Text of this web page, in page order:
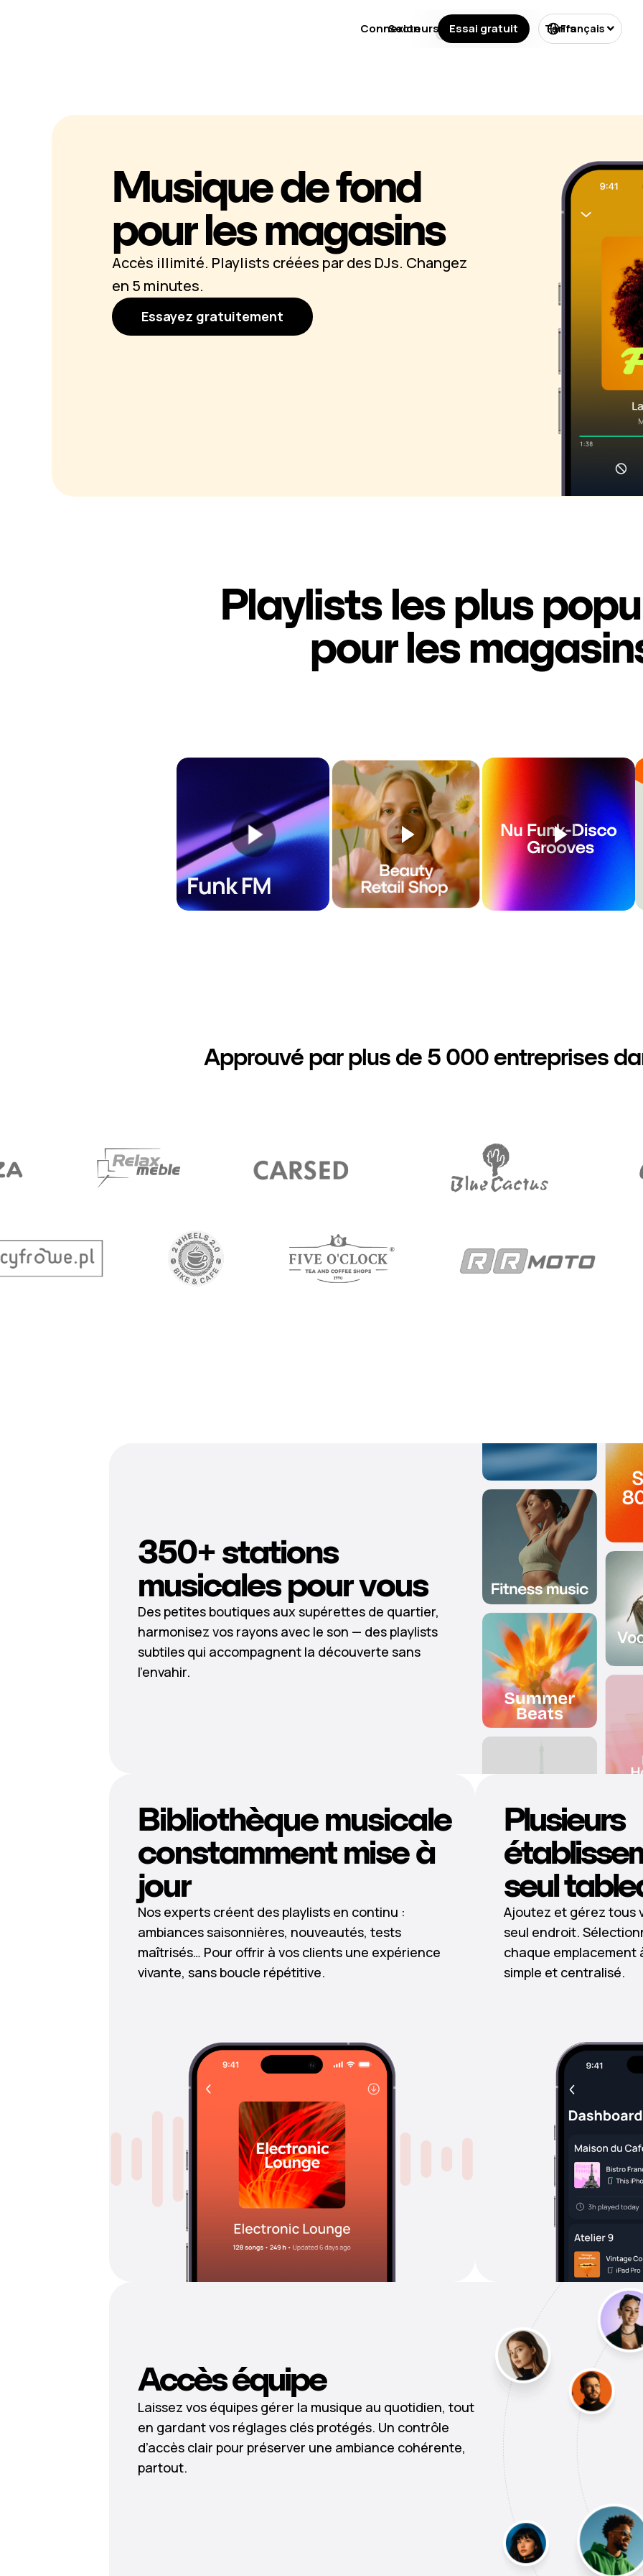
Musique de fond
pour les magasins
Accès illimité. Playlists créées par des DJs. Changez
en 5 minutes.
Essayez gratuitement
Playlists les plus
pour les
Approuvé par plus de 5 000 entreprises
350+ stations
musicales pour vous
Des petites boutiques aux supérettes de quartier,
harmonisez vos rayons avec le son — des playlists
subtiles qui accompagnent la découverte sans
l’envahir.
Bibliothèque musicale
constamment mise à
jour
Nos experts créent des playlists en continu :
ambiances saisonnières, nouveautés, tests
maîtrisés… Pour offrir à vos clients une expérience
vivante, sans boucle répétitive.
Plusieurs
seul
Ajoutez et gérez tous
seul endroit.
chaque emplacement
simple et centralisé.
Accès équipe
Laissez vos équipes gérer la musique au quotidien, tout
en gardant vos réglages clés protégés. Un contrôle
d’accès clair pour préserver une ambiance cohérente,
partout.
Secteurs Licences Tarifs
Connexion Essai gratuit Français